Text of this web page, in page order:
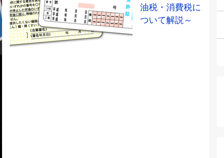
油税・消費税に
ついて解説～